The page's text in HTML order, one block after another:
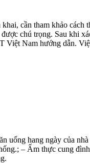
cần tham khảo cách
chú trọng. Sau khi
Việt Nam hướng dẫn.
uống hang ngày của
– Ẩm thực cung